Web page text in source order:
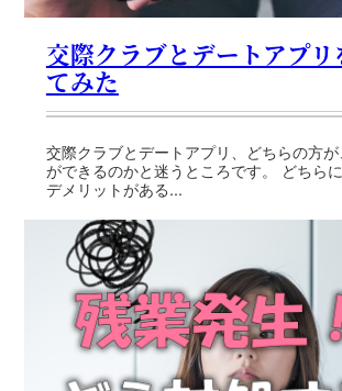
交際クラブとデートアプリ
てみた
交際クラブとデートアプリ、どちらの方
ができるのかと迷うところです。 どちら
デメリットがある...